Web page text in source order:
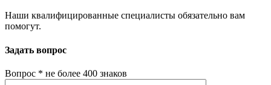
Наши квалифицированные специалисты обязательно вам
помогут.
Задать вопрос
Вопрос * не более 400 знаков